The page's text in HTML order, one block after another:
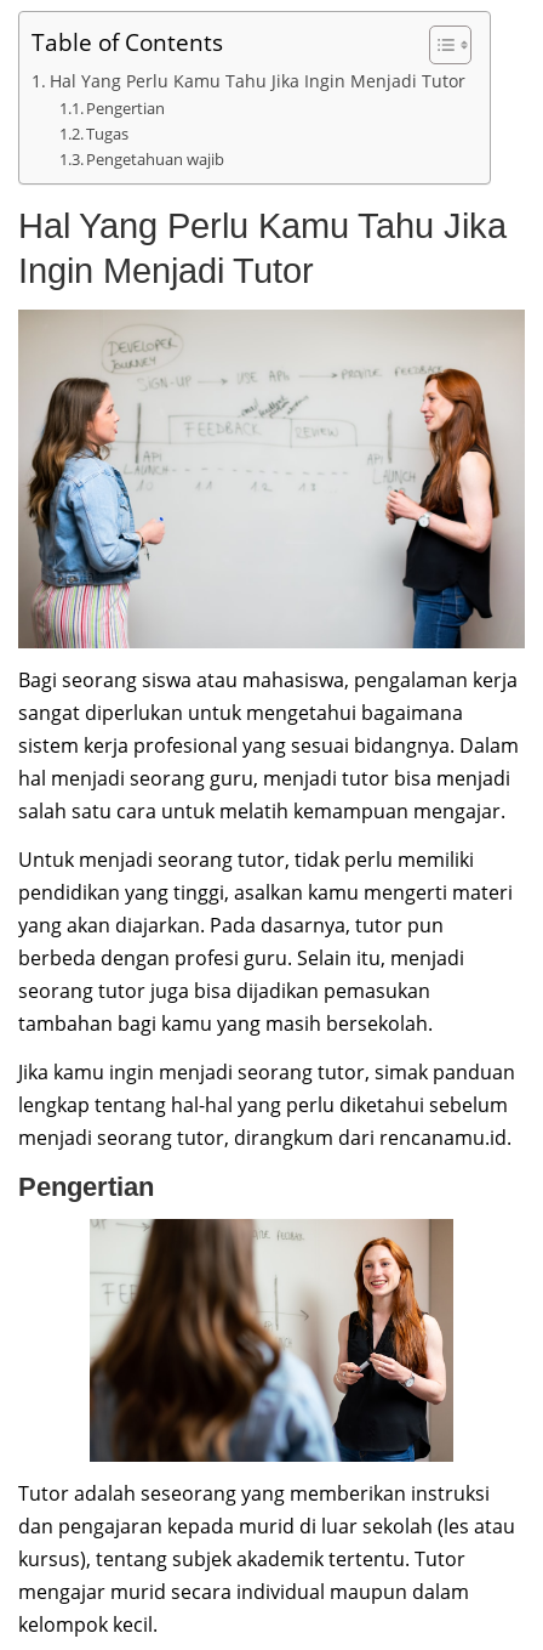
Table of Contents
Hal Yang Perlu Kamu Tahu Jika Ingin Menjadi Tutor
Pengertian
Tugas
Pengetahuan wajib
Hal Yang Perlu Kamu Tahu Jika
Ingin Menjadi Tutor
Bagi seorang siswa atau mahasiswa, pengalaman kerja
sangat diperlukan untuk mengetahui bagaimana
sistem kerja profesional yang sesuai bidangnya. Dalam
hal menjadi seorang guru, menjadi tutor bisa menjadi
salah satu cara untuk melatih kemampuan mengajar.
Untuk menjadi seorang tutor, tidak perlu memiliki
pendidikan yang tinggi, asalkan kamu mengerti materi
yang akan diajarkan. Pada dasarnya, tutor pun
berbeda dengan profesi guru. Selain itu, menjadi
seorang tutor juga bisa dijadikan pemasukan
tambahan bagi kamu yang masih bersekolah.
Jika kamu ingin menjadi seorang tutor, simak panduan
lengkap tentang hal-hal yang perlu diketahui sebelum
menjadi seorang tutor, dirangkum dari rencanamu.id.
Pengertian
Tutor adalah seseorang yang memberikan instruksi
dan pengajaran kepada murid di luar sekolah (les atau
kursus), tentang subjek akademik tertentu. Tutor
mengajar murid secara individual maupun dalam
kelompok kecil.